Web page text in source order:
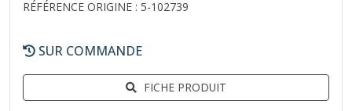
RÉFÉRENCE ORIGINE : 5-102739
SUR COMMANDE
FICHE PRODUIT